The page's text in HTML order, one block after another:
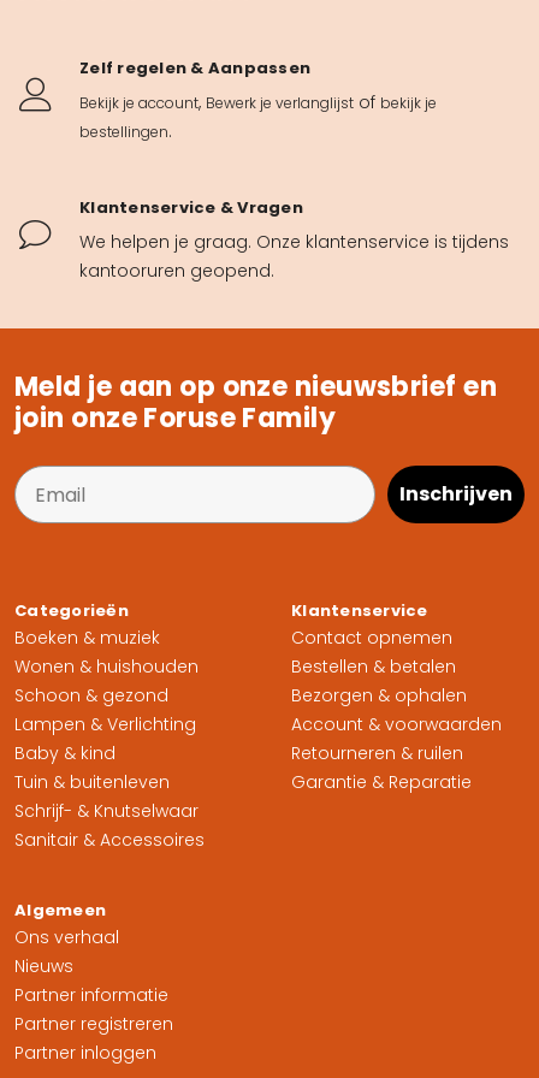
Zelf regelen & Aanpassen
Bekijk je account, Bewerk je verlanglijst of bekijk je
bestellingen.
Klantenservice & Vragen
We helpen je graag. Onze klantenservice is tijdens
kantooruren geopend.
Meld je aan op onze nieuwsbrief en
join onze Foruse Family
Inschrijven
Categorieën
Boeken & muziek
Wonen & huishouden
Schoon & gezond
Lampen & Verlichting
Baby & kind
Tuin & buitenleven
Schrijf- & Knutselwaar
Sanitair & Accessoires
Klantenservice
Contact opnemen
Bestellen & betalen
Bezorgen & ophalen
Account & voorwaarden
Retourneren & ruilen
Garantie & Reparatie
Algemeen
Ons verhaal
Nieuws
Partner informatie
Partner registreren
Partner inloggen